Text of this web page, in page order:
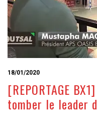
18/01/2020
[REPORTAGE
tomber le leader